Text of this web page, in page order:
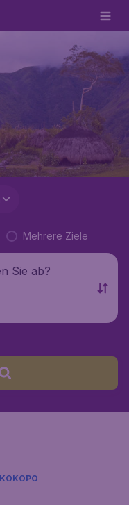
Mehrere Ziele
Sie ab?
KOKOPO